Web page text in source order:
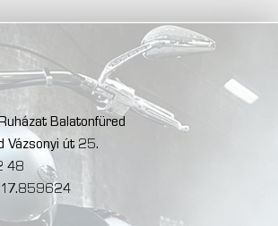
Balatonfüred
Vázsonyi út 25.
48